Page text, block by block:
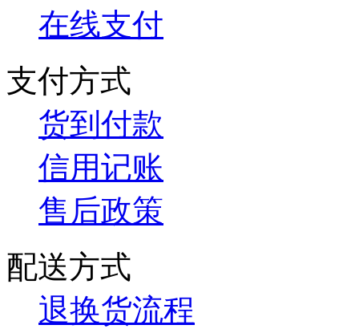
在线支付
支付方式
货到付款
信用记账
售后政策
配送方式
退换货流程